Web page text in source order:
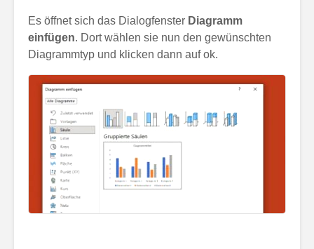
Es öffnet sich das Dialogfenster Diagramm
einfügen. Dort wählen sie nun den gewünschten
Diagrammtyp und klicken dann auf ok.